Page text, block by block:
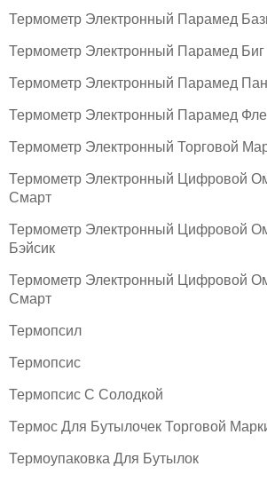
Термометр Электронный Парамед
Термометр Электронный Парамед Биг
Термометр Электронный Парамед
Термометр Электронный Парамед
Термометр Электронный Торговой
Термометр Электронный Цифровой
Смарт
Термометр Электронный Цифровой
Бэйсик
Термометр Электронный Цифровой
Смарт
Термопсил
Термопсис
Термопсис С Солодкой
Термос Для Бутылочек Торговой
Термоупаковка Для Бутылок